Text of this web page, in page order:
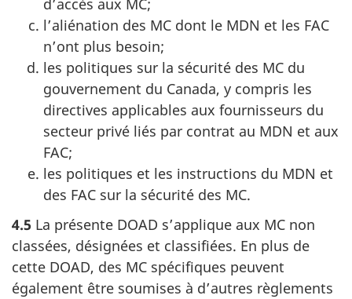
l’aliénation des MC dont le MDN et les FAC
n’ont plus besoin;
les politiques sur la sécurité des MC du
gouvernement du Canada, y compris les
directives applicables aux fournisseurs du
secteur privé liés par contrat au MDN et aux
FAC;
les politiques et les instructions du MDN et
des FAC sur la sécurité des MC.
4.5 La présente DOAD s’applique aux MC non
classées, désignées et classifiées. En plus de
cette DOAD, des MC spécifiques peuvent
également être soumises à d’autres règlements